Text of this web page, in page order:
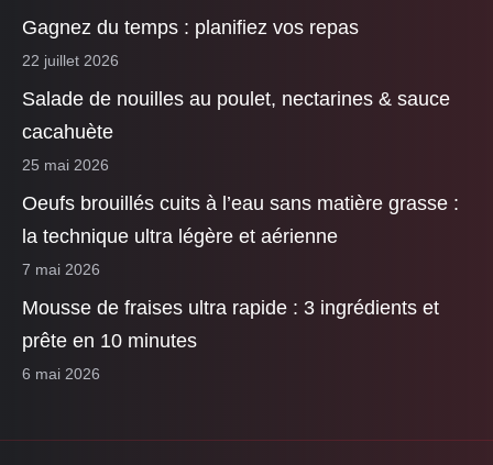
Gagnez du temps : planifiez vos repas
22 juillet 2026
Salade de nouilles au poulet, nectarines & sauce
cacahuète
25 mai 2026
Oeufs brouillés cuits à l’eau sans matière grasse :
la technique ultra légère et aérienne
7 mai 2026
Mousse de fraises ultra rapide : 3 ingrédients et
prête en 10 minutes
6 mai 2026